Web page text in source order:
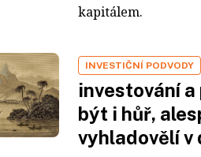
kapitálem.
INVESTIČNÍ PODVODY
investování a
být i hůř,
vyhladovělí v